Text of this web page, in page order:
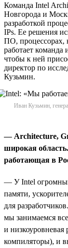
Команда Intel
Новгорода и
разработкой
IPs. Ее решения
ПО, процессорах,
работает
чтобы к ней
директор по
Кузьмин.
Иван Кузьмин,
— Architecture,
широкая область.
работающая в
— У Intel
памяти,
для
мы занимаемся
и низкоуровневая
компиляторы), и